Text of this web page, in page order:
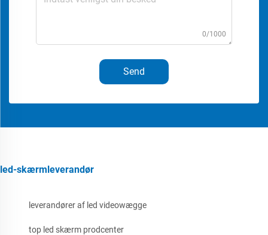
0/1000
Send
led-skærmleverandør
leverandører af led videowægge
top led skærm prodcenter